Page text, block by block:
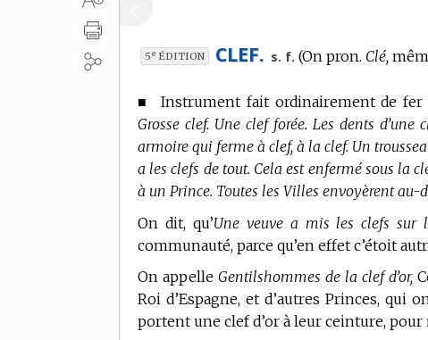
5e ÉDITION CLEF. s. f. (On pron. Clé,
■Instrument fait ordinairement de fer
Grosse clef. Une clef forée. Les dents
armoire qui ferme à clef, à la clef. Un
a les clefs de tout. Cela est enfermé sous la
à un Prince. Toutes les Villes envoyèrent
On dit, qu’Une veuve a mis les clefs sur
communauté, parce qu’en effet c’étoit
On appelle Gentilshommes de la clef d’or,
Roi d’Espagne, et d’autres Princes, qui
portent une clef d’or à leur ceinture, pour